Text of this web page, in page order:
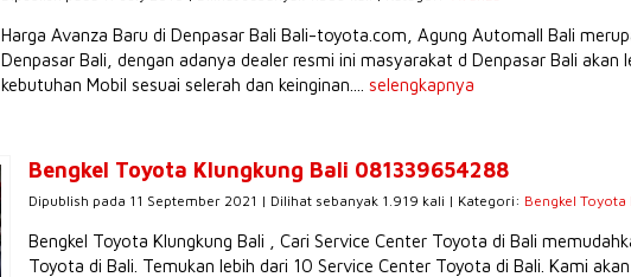
Harga Avanza Baru di Denpasar Bali Bali-toyota.com, Agung Automall Bali
Denpasar Bali, dengan adanya dealer resmi ini masyarakat d Denpasar Bali akan
kebutuhan Mobil sesuai selerah dan keinginan.... selengkapnya
Bengkel Toyota Klungkung Bali 081339654288
Dipublish pada 11 September 2021 | Dilihat sebanyak 1.919 kali | Kategori: Bengkel Toyota
Bengkel Toyota Klungkung Bali , Cari Service Center Toyota di Bali
Toyota di Bali. Temukan lebih dari 10 Service Center Toyota di Bali. Kami